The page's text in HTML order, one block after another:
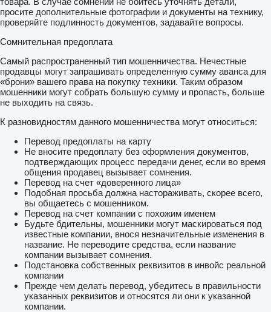
просите дополнительные фотографии и документы на технику,
проверяйте подлинность документов, задавайте вопросы.
Сомнительная предоплата
Самый распространенный тип мошенничества. Нечестные
продавцы могут запрашивать определенную сумму аванса для
«брони» вашего права на покупку техники. Таким образом
мошенники могут собрать большую сумму и пропасть, больше
не выходить на связь.
К разновидностям данного мошенничества могут относиться:
Перевод предоплаты на карту
Не вносите предоплату без оформления документов,
подтверждающих процесс передачи денег, если во время
общения продавец вызывает сомнения.
Перевод на счет «доверенного лица»
Подобная просьба должна настораживать, скорее всего,
вы общаетесь с мошенником.
Перевод на счет компании с похожим именем
Будьте бдительны, мошенники могут маскироваться под
известные компании, внося незначительные изменения в
название. Не переводите средства, если название
компании вызывает сомнения.
Подстановка собственных реквизитов в инвойс реальной
компании
Прежде чем делать перевод, убедитесь в правильности
указанных реквизитов и относятся ли они к указанной
компании.